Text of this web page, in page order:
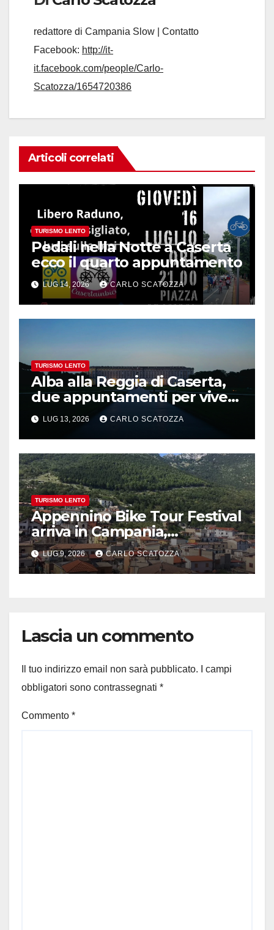
redattore di Campania Slow | Contatto
Facebook: http://it-
it.facebook.com/people/Carlo-
Scatozza/1654720386
Articoli correlati
TURISMO LENTO
Pedali nella Notte a Caserta
ecco il quarto appuntamento
LUG 14, 2026 CARLO SCATOZZA
TURISMO LENTO
Alba alla Reggia di Caserta,
due appuntamenti per vivere
la magia
LUG 13, 2026 CARLO SCATOZZA
TURISMO LENTO
Appennino Bike Tour Festival
arriva in Campania,
appuntamento a Valle
Agricola
LUG 9, 2026 CARLO SCATOZZA
Lascia un commento
Il tuo indirizzo email non sarà pubblicato.
I campi
obbligatori sono contrassegnati *
Commento *